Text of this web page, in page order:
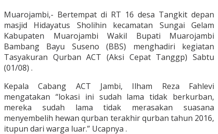
Muarojambi,- Bertempat di RT 16 desa Tangkit depan
masjid Hidayatus Sholihin kecamatan Sungai Gelam
Kabupaten Muarojambi Wakil Bupati Muarojambi
Bambang Bayu Suseno (BBS) menghadiri kegiatan
Tasyakuran Qurban ACT (Aksi Cepat Tanggp) Sabtu
(01/08) .
Kepala Cabang ACT Jambi, Ilham Reza Fahlevi
mengatakan “lokasi ini sudah lama tidak berkurban,
mereka sudah lama tidak merasakan suasana
menyembelih hewan qurban terakhir qurban tahun 2016,
itupun dari warga luar.” Ucapnya .